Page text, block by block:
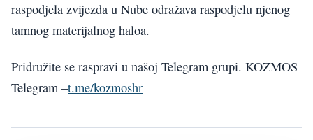
raspodjela zvijezda u Nube odražava raspodjelu njenog
tamnog materijalnog haloa.
Pridružite se raspravi u našoj Telegram grupi. KOZMOS
Telegram –t.me/kozmoshr